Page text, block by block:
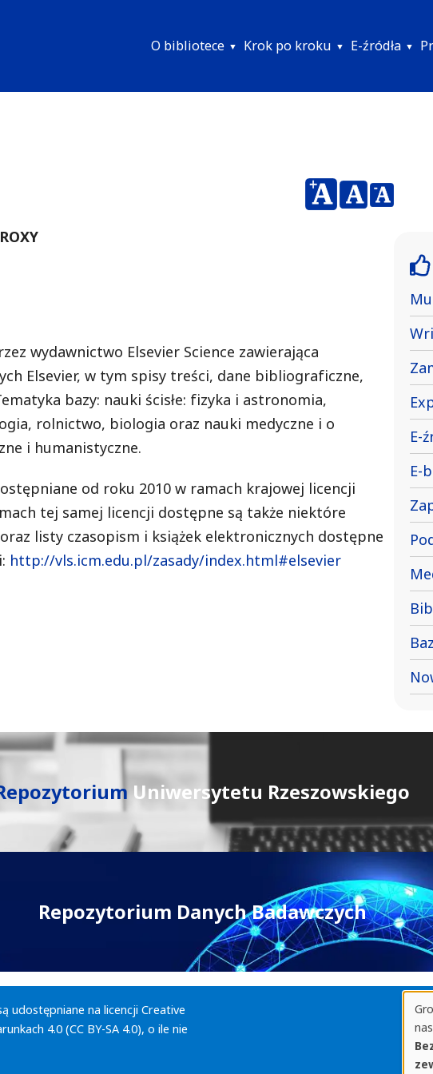
Menu
O bibliotece Krok po kroku E-źródła
wydawnictwo Elsevier Science zawierająca
Elsevier, w tym spisy treści, dane bibliograficzne,
bazy: nauki ścisłe: fizyka i astronomia,
rolnictwo, biologia oraz nauki medyczne i o
i humanistyczne.
od roku 2010 w ramach krajowej licencji
tej samej licencji dostępne są także niektóre
listy czasopism i książek elektronicznych dostępne
http://vls.icm.edu.pl/zasady/index.html#elsevier
E-
E-
Uniwersytetu Rzeszowskiego
Repozytorium Danych Badawczych
udostępniane na licencji Creative
4.0 (CC BY-SA 4.0), o ile nie